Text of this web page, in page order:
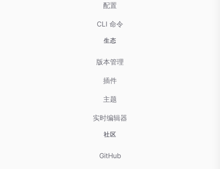
配置
CLI 命令
生态
版本管理
插件
主题
实时编辑器
社区
GitHub